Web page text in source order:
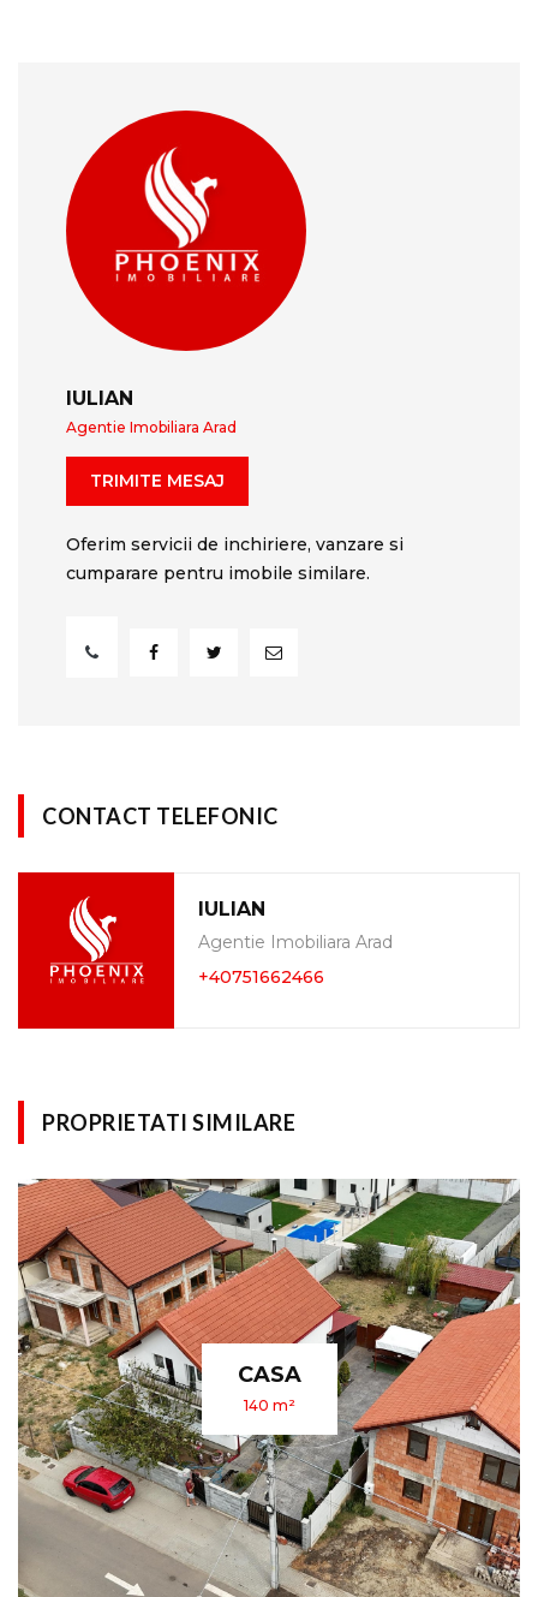
IULIAN
Agentie Imobiliara Arad
TRIMITE MESAJ
Oferim servicii de inchiriere, vanzare si
cumparare pentru imobile similare.
CONTACT TELEFONIC
IULIAN
Agentie Imobiliara Arad
+40751662466
PROPRIETATI SIMILARE
APARTAMENT
340 m²